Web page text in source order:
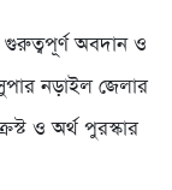
গুরুত্বপূর্ণ অবদান ও
নড়াইল জেলার
ও অর্থ পুরস্কার